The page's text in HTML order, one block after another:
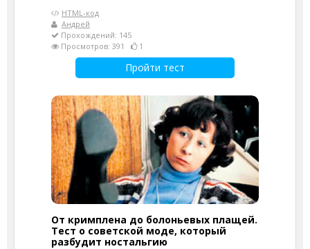
HTML-код
Андрей
Прохождений: 145
Просмотров: 391
1
Пройти тест
От кримплена до болоньевых плащей.
Тест о советской моде, который
разбудит ностальгию